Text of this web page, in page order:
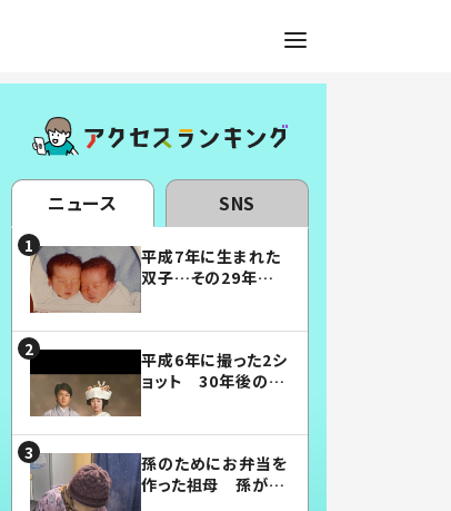
ニュース SNS
平成7年に生まれた
双子…その29年後
平成6年に撮った2シ
ョット 30年後の姿
孫のためにお弁当を
作った祖母 孫が絶